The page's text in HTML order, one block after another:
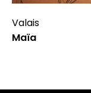
Valais
Maïa